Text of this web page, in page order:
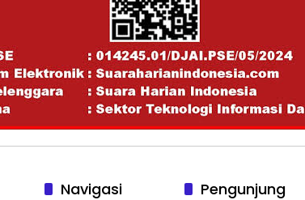
Navigasi Pengunjung